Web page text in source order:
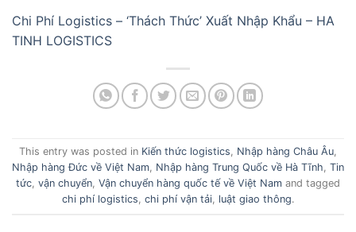
Chi Phí Logistics – ‘Thách Thức’ Xuất Nhập Khẩu – HA
TINH LOGISTICS
This entry was posted in Kiến thức logistics, Nhập hàng Châu Âu,
Nhập hàng Đức về Việt Nam, Nhập hàng Trung Quốc về Hà Tĩnh, Tin
tức, vận chuyển, Vận chuyển hàng quốc tế về Việt Nam and tagged
chi phí logistics, chi phí vận tải, luật giao thông.